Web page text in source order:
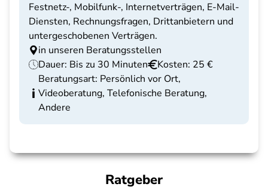
Festnetz-, Mobilfunk-, Internetverträgen, E-Mail-
Diensten, Rechnungsfragen, Drittanbietern und
untergeschobenen Verträgen.
in unseren Beratungsstellen
Dauer: Bis zu 30 Minuten
Kosten: 25 €
Beratungsart: Persönlich vor Ort,
Videoberatung, Telefonische Beratung,
Andere
Ratgeber